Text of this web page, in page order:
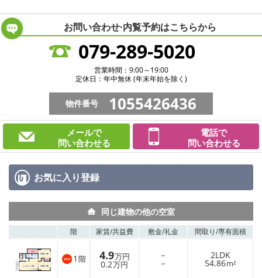
お問い合わせ·内覧予約はこちらから
079-289-5020
営業時間：9:00～19:00
定休日：年中無休 (年末年始を除く)
物件番号 1055426436
メールで
問い合わせる
電話で
問い合わせる
お気に入り登録
同じ建物の他の空室
階 家賃/共益費 敷金/礼金 間取り/専有面積
1 階 4.9万円
0.2万円
－
－
2LDK
54.86m²